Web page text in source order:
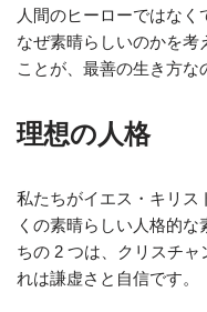
人間のヒーローではな
なぜ素晴らしいのかを考
ことが、最善の生き方な
理想の人格
私たちがイエス・キリス
くの素晴らしい人格的
ちの 2 つは、クリスチ
れは謙虚さと自信です。